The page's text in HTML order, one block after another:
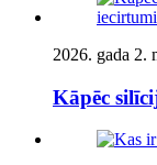
2026. gada 2.
Kāpēc